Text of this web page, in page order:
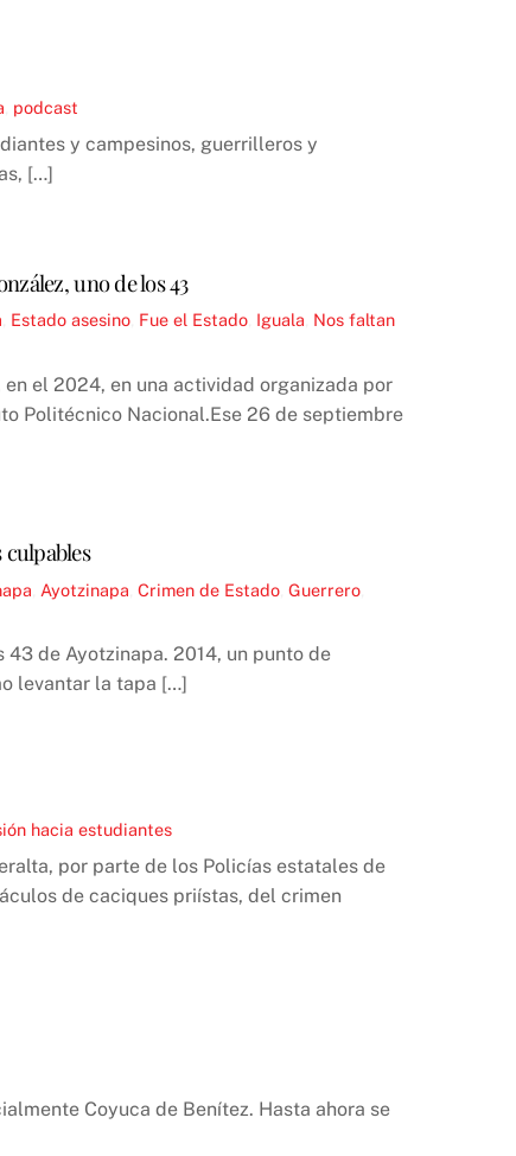
podcast
y campesinos, guerrilleros y
[…]
uno de los 43
Estado asesino Fue el Estado Iguala Nos faltan
el 2024, en una actividad organizada por
Politécnico Nacional.Ese 26 de septiembre
culpables
Ayotzinapa ,Crimen de Estado ,Guerrero
de Ayotzinapa. 2014, un punto de
levantar la tapa […]
hacia estudiantes
por parte de los Policías estatales de
de caciques priístas, del crimen
Coyuca de Benítez. Hasta ahora se